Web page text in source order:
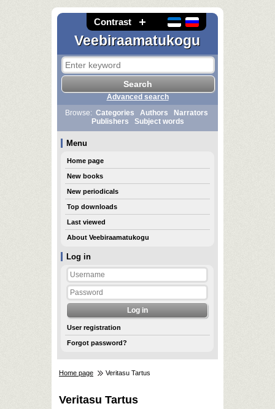
Contrast
Veebiraamatukogu
Log in
User registration
Forgot password?
Advanced search
Browse: Categories Authors
Narrators
Publishers
Subject words
Menu
Home page
New books
New periodicals
Top downloads
Last viewed
About Veebiraamatukogu
Home page Veritasu Tartus
Veritasu Tartus